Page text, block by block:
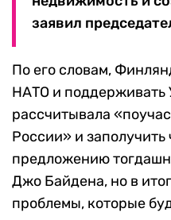
заявил
По его словам,
НАТО и поддерживать
рассчитывала
России» и заполучить
предложению
Джо Байдена, но в
проблемы, которые